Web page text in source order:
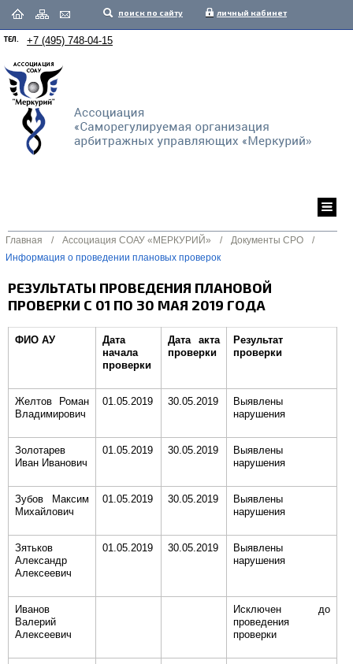
поиск по сайту личный кабинет
ТЕЛ. +7 (495) 748-04-15
Главная / Ассоциация СОАУ «МЕРКУРИЙ» / Документы СРО
/
Информация о проведении плановых проверок
РЕЗУЛЬТАТЫ ПРОВЕДЕНИЯ ПЛАНОВОЙ
ПРОВЕРКИ С 01 ПО 30 МАЯ 2019 ГОДА
ФИО АУ
Дата
начала
проверки
Дата акта
проверки
Результат
проверки
Желтов Роман
Владимирович
01.05.2019 30.05.2019
Выявлены
нарушения
Золотарев
Иван Иванович
01.05.2019 30.05.2019
Выявлены
нарушения
Зубов Максим
Михайлович
01.05.2019 30.05.2019
Выявлены
нарушения
Зятьков
Александр
Алексеевич
01.05.2019 30.05.2019
Выявлены
нарушения
Иванов
Валерий
Алексеевич
Исключен до
проведения
проверки